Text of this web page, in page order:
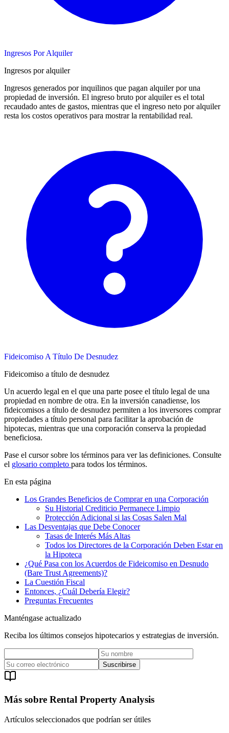
Ingresos Por Alquiler
Ingresos por alquiler
Ingresos generados por inquilinos que pagan alquiler por una
propiedad de inversión. El ingreso bruto por alquiler es el total
recaudado antes de gastos, mientras que el ingreso neto por alquiler
resta los costos operativos para mostrar la rentabilidad real.
Fideicomiso A Título De Desnudez
Fideicomiso a título de desnudez
Un acuerdo legal en el que una parte posee el título legal de una
propiedad en nombre de otra. En la inversión canadiense, los
fideicomisos a título de desnudez permiten a los inversores comprar
propiedades a título personal para facilitar la aprobación de
hipotecas, mientras que una corporación conserva la propiedad
beneficiosa.
Pase el cursor sobre los términos para ver las definiciones. Consulte
el glosario completo para todos los términos.
En esta página
Los Grandes Beneficios de Comprar en una Corporación
Su Historial Crediticio Permanece Limpio
Protección Adicional si las Cosas Salen Mal
Las Desventajas que Debe Conocer
Tasas de Interés Más Altas
Todos los Directores de la Corporación Deben Estar en
la Hipoteca
¿Qué Pasa con los Acuerdos de Fideicomiso en Desnudo
(Bare Trust Agreements)?
La Cuestión Fiscal
Entonces, ¿Cuál Debería Elegir?
Preguntas Frecuentes
Manténgase actualizado
Reciba los últimos consejos hipotecarios y estrategias de inversión.
Suscribirse
Más sobre Rental Property Analysis
Artículos seleccionados que podrían ser útiles